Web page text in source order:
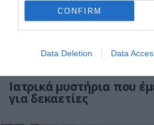
CONFIRM
Data Deletion Data
Ιατρικά μυστήρια που
για δεκαετίες